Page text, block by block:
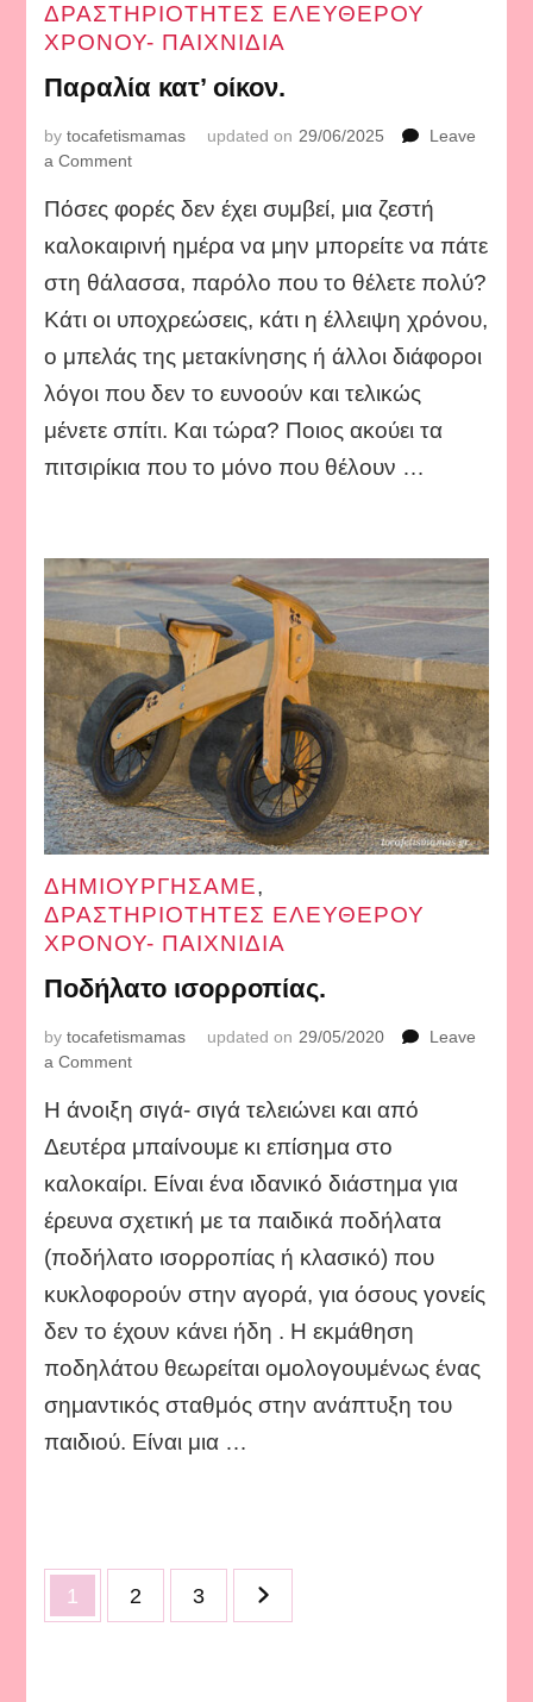
ΔΡΑΣΤΗΡΙΟΤΗΤΕΣ ΕΛΕΥΘΕΡΟΥ
ΧΡΟΝΟΥ- ΠΑΙΧΝΙΔΙΑ
Παραλία κατ’ οίκον.
bytocafetismamas updated on 29/06/2025
Leave
a Commenton
κατ’
οίκον.
Πόσες φορές δεν έχει συμβεί, μια ζεστή
καλοκαιρινή ημέρα να μην μπορείτε να πάτε
στη θάλασσα, παρόλο που το θέλετε πολύ?
Κάτι οι υποχρεώσεις, κάτι η έλλειψη χρόνου,
ο μπελάς της μετακίνησης ή άλλοι διάφοροι
λόγοι που δεν το ευνοούν και τελικώς
μένετε σπίτι. Και τώρα? Ποιος ακούει τα
πιτσιρίκια που το μόνο που θέλουν …
ΔΗΜΙΟΥΡΓΗΣΑΜΕ,
ΔΡΑΣΤΗΡΙΟΤΗΤΕΣ ΕΛΕΥΘΕΡΟΥ
ΧΡΟΝΟΥ- ΠΑΙΧΝΙΔΙΑ
Ποδήλατο ισορροπίας.
bytocafetismamas updated on 29/05/2020
Leave
a Commenton
ισορροπίας.
Η άνοιξη σιγά- σιγά τελειώνει και από
Δευτέρα μπαίνουμε κι επίσημα στο
καλοκαίρι. Είναι ένα ιδανικό διάστημα για
έρευνα σχετική με τα παιδικά ποδήλατα
(ποδήλατο ισορροπίας ή κλασικό) που
κυκλοφορούν στην αγορά, για όσους γονείς
δεν το έχουν κάνει ήδη . Η εκμάθηση
ποδηλάτου θεωρείται ομολογουμένως ένας
σημαντικός σταθμός στην ανάπτυξη του
παιδιού. Είναι μια …
Σελιδοποίηση
άρθρων
Page
1 Page
2 Page
3